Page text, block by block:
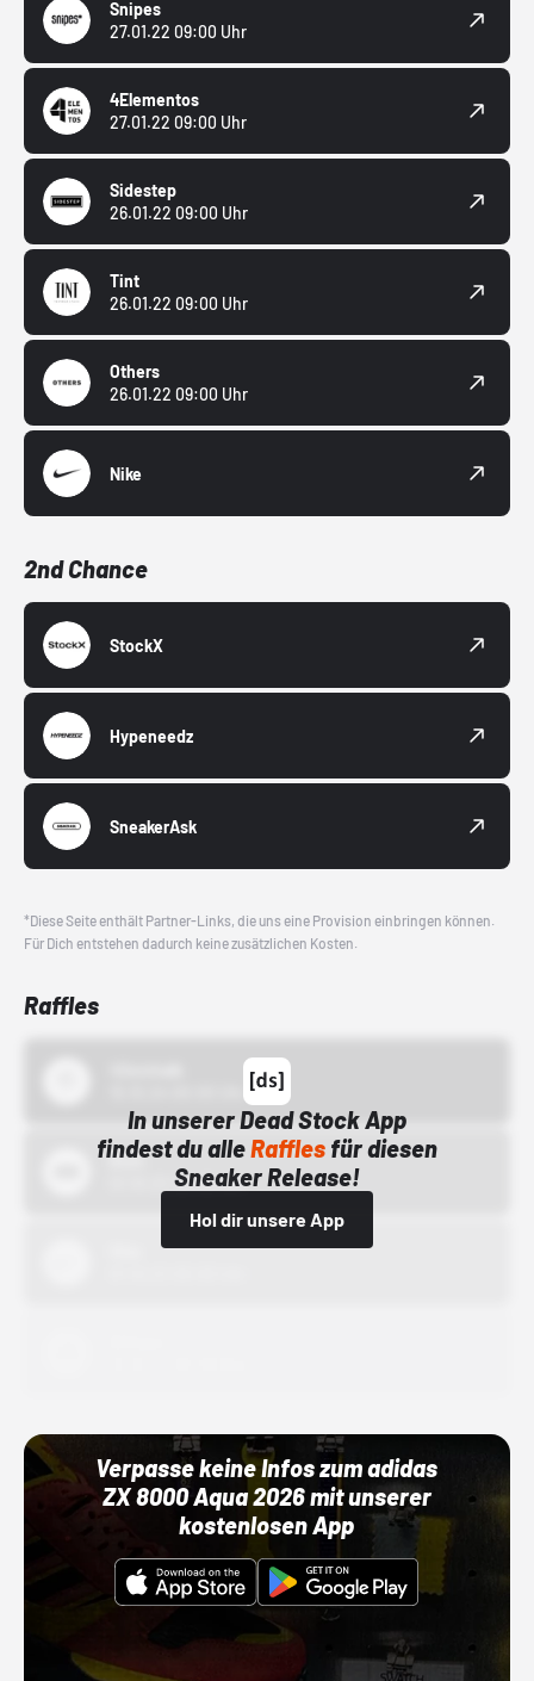
Snipes
27.01.22 09:00 Uhr
4Elementos
27.01.22 09:00 Uhr
Sidestep
26.01.22 09:00 Uhr
Tint
26.01.22 09:00 Uhr
Others
26.01.22 09:00 Uhr
Nike
2nd Chance
StockX
Hypeneedz
SneakerAsk
*Diese Seite enthält Partner-Links, die uns eine Provision einbringen können.
Für Dich entstehen dadurch keine zusätzlichen Kosten.
Raffles
In unserer Dead Stock App
findest du alleRafflesfür diesen
Sneaker Release!
Hol dir unsere App
Bstn
01.10.22 00:00 Uhr
Verpasse keine Infos zum adidas
ZX 8000 Aqua 2026 mit unserer
kostenlosen App